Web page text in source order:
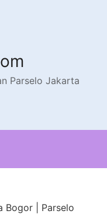
Parselo Jakarta
Bogor | Parselo